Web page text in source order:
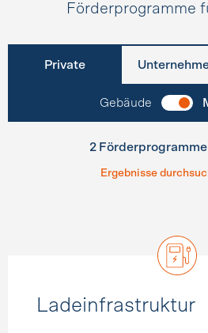
Förderprogramme
Private
Gebäude
2
Ergebnisse
Ladeinfrastruktur